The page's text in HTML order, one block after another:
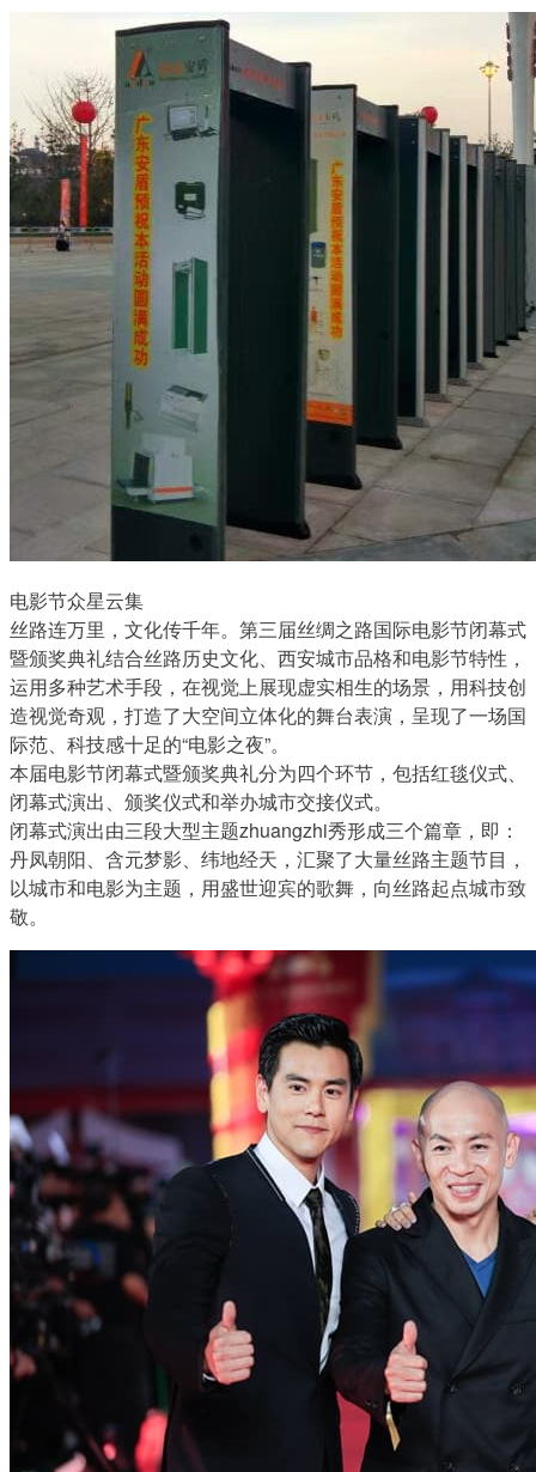
电影节众星云集
丝路连万里，文化传千年。第三届丝绸之路国际电影节闭幕式
暨颁奖典礼结合丝路历史文化、西安城市品格和电影节特性，
运用多种艺术手段，在视觉上展现虚实相生的场景，用科技创
造视觉奇观，打造了大空间立体化的舞台表演，呈现了一场国
际范、科技感十足的“电影之夜”。
本届电影节闭幕式暨颁奖典礼分为四个环节，包括红毯仪式、
闭幕式演出、颁奖仪式和举办城市交接仪式。
闭幕式演出由三段大型主题zhuangzhi秀形成三个篇章，即：
丹凤朝阳、含元梦影、纬地经天，汇聚了大量丝路主题节目，
以城市和电影为主题，用盛世迎宾的歌舞，向丝路起点城市致
敬。